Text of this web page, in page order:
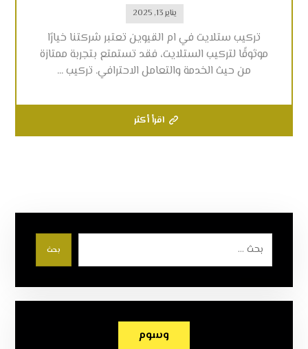
يناير 13, 2025
تركيب ستلايت في ام القيوين تعتبر شركتنا خيارًا
موثوقًا لتركيب الستلايت، فقد تستمتع بتجربة ممتازة
من حيث الخدمة والتعامل الاحترافي. تركيب ...
اقرأ أكثر
بحث
وسوم